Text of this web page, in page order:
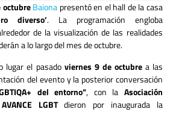
octubreBaiona presentó en el hall de la casa
diverso’. La programación engloba
de la visualización de las realidades
a lo largo del mes de octubre.
lugar el pasado viernes 9 de octubrea las
del evento y la posterior conversación
del entorno”, con la Asociación
AVANCE LGBTdieron por inaugurada la